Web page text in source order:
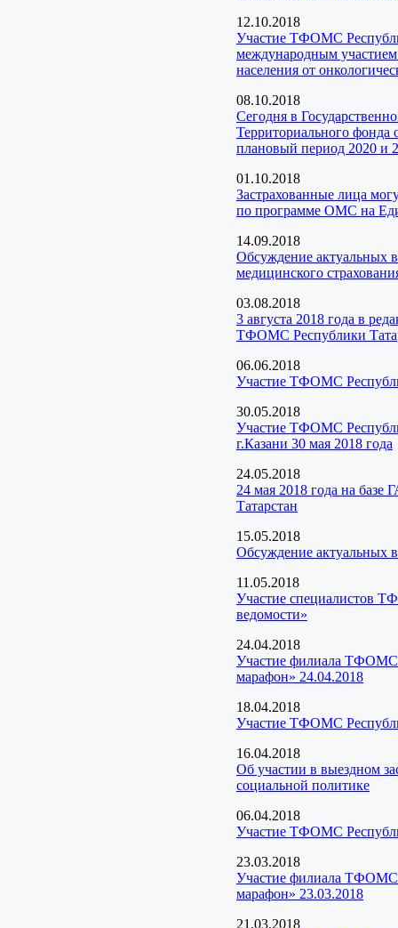
12.10.2018
Участие ТФОМС
международным
населения от
08.10.2018
Сегодня в
Территориального фонда
плановый период 2020 и
01.10.2018
Застрахованные лица
по программе ОМС на
14.09.2018
Обсуждение актуальных
медицинского
03.08.2018
3 августа 2018 года в
ТФОМС Республики
06.06.2018
Участие ТФОМС
30.05.2018
Участие ТФОМС
г.Казани 30 мая 2018 года
24.05.2018
24 мая 2018 года на
Татарстан
15.05.2018
Обсуждение актуальных
11.05.2018
Участие специалистов
ведомости»
24.04.2018
Участие филиала ТФОМС
марафон» 24.04.2018
18.04.2018
Участие ТФОМС
16.04.2018
Об участии в выездном
социальной политике
06.04.2018
Участие ТФОМС
23.03.2018
Участие филиала ТФОМС
марафон» 23.03.2018
21.03.2018